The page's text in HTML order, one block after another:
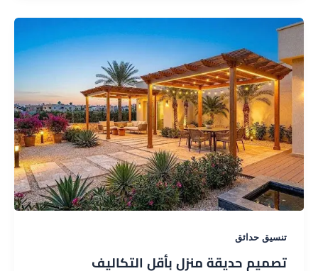
تنسيق حدائق
تصميم حديقة منزل بأقل التكاليف